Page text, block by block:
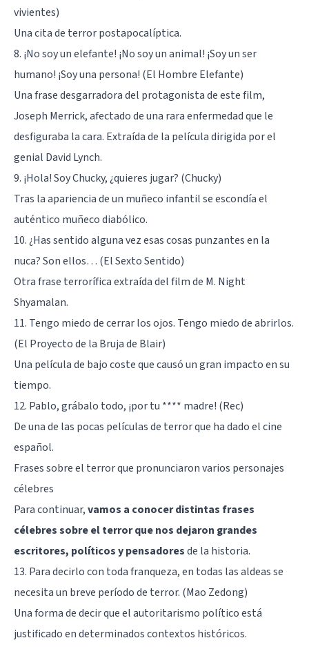
vivientes)
Una cita de terror postapocalíptica.
8. ¡No soy un elefante! ¡No soy un animal! ¡Soy un ser
humano! ¡Soy una persona! (El Hombre Elefante)
Una frase desgarradora del protagonista de este film,
Joseph Merrick, afectado de una rara enfermedad que le
desfiguraba la cara. Extraída de la película dirigida por el
genial David Lynch.
9. ¡Hola! Soy Chucky, ¿quieres jugar? (Chucky)
Tras la apariencia de un muñeco infantil se escondía el
auténtico muñeco diabólico.
10. ¿Has sentido alguna vez esas cosas punzantes en la
nuca? Son ellos… (El Sexto Sentido)
Otra frase terrorífica extraída del film de M. Night
Shyamalan.
11. Tengo miedo de cerrar los ojos. Tengo miedo de abrirlos.
(El Proyecto de la Bruja de Blair)
Una película de bajo coste que causó un gran impacto en su
tiempo.
12. Pablo, grábalo todo, ¡por tu **** madre! (Rec)
De una de las pocas películas de terror que ha dado el cine
español.
Frases sobre el terror que pronunciaron varios personajes
célebres
Para continuar,vamos a conocer distintas frases
célebres sobre el terror que nos dejaron grandes
escritores, políticos y pensadoresde la historia.
13. Para decirlo con toda franqueza, en todas las aldeas se
necesita un breve período de terror. (Mao Zedong)
Una forma de decir que el autoritarismo político está
justificado en determinados contextos históricos.